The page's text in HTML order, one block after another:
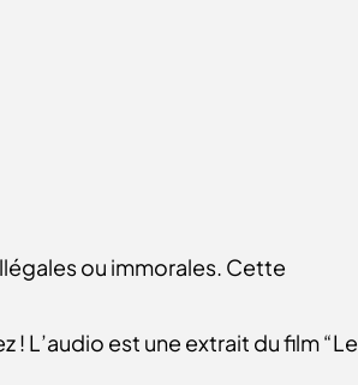
ou immorales. Cette
! L’audio est une extrait du film “Le